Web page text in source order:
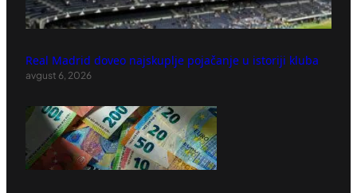
Real Madrid doveo najskuplje pojačanje u istoriji kluba
avgust 6, 2026